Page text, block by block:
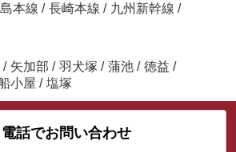
本線 / 長崎本線 / 九州新幹線 /
/ 矢加部 / 羽犬塚 / 蒲池 / 徳益 /
小屋 / 塩塚
電話でお問い合わせ